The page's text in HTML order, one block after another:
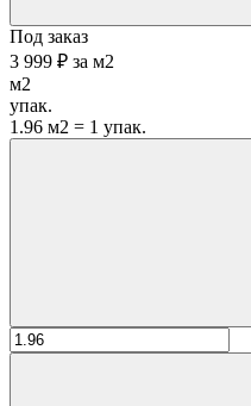
Под заказ
3 999 ₽ за м2
м2
упак.
1.96 м2 = 1 упак.